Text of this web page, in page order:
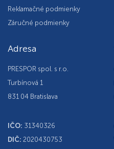
Reklamačné podmienky
Záručné podmienky
Adresa
PRESPOR spol. s r.o.
Turbínová 1
831 04 Bratislava
IČO: 31340326
DIČ: 2020430753